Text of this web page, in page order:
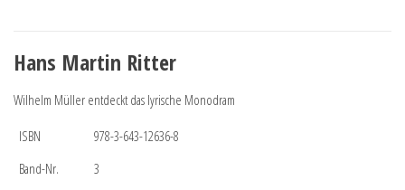
Hans Martin Ritter
Wilhelm Müller entdeckt das lyrische Monodram
ISBN
978-3-643-12636-8
Band-Nr.
3